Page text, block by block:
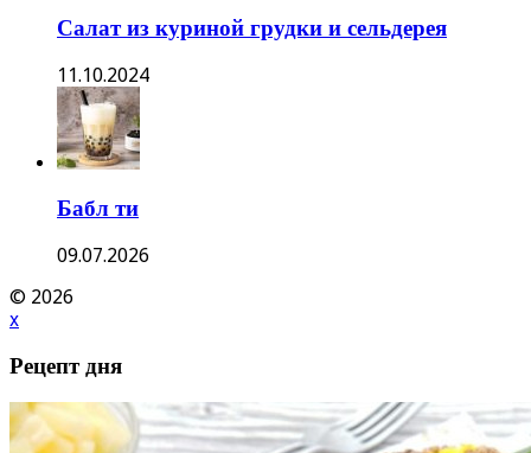
Салат из куриной грудки и сельдерея
11.10.2024
Бабл ти
09.07.2026
© 2026
x
Рецепт дня